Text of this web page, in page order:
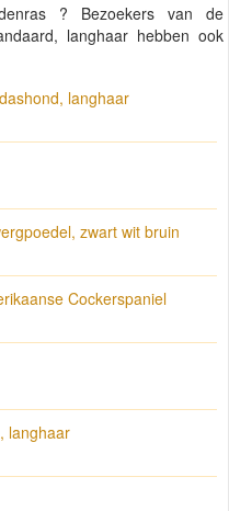
? Bezoekers van de
langhaar hebben ook
langhaar
zwart wit bruin
Cockerspaniel
langhaar